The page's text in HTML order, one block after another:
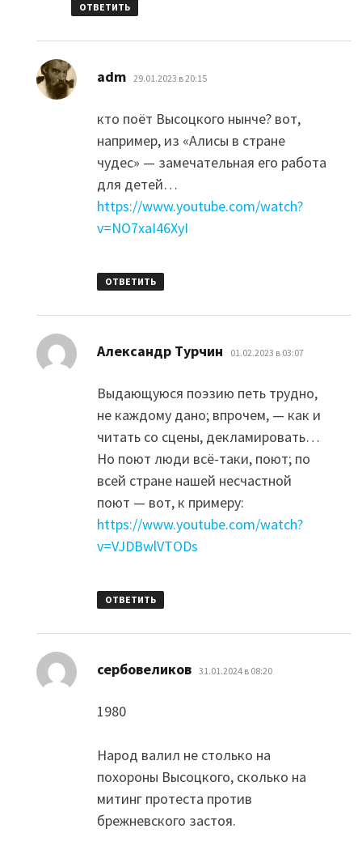
ОТВЕТИТЬ
adm: 29.01.2023 в 20:15
кто поёт Высоцкого нынче? вот,
например, из «Алисы в стране
чудес» — замечательная его работа
для детей…
https://www.youtube.com/watch?
v=NO7xaI46XyI
ОТВЕТИТЬ
Александр Турчин 01.02.2023 в 03:07
Выдающуюся поэзию петь трудно,
не каждому дано; впрочем, — как и
читать со сцены, декламировать…
Но поют люди всё-таки, поют; по
всей стране нашей несчастной
поют — вот, к примеру:
https://www.youtube.com/watch?
v=VJDBwlVTODs
ОТВЕТИТЬ
сербовеликов: 31.01.2024 в 08:20
1980
Народ валил не столько на
похороны Высоцкого, сколько на
митинг протеста против
брежневского застоя.